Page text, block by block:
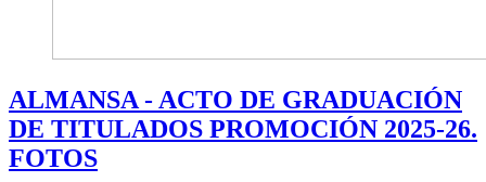
ALMANSA - ACTO DE GRADUACIÓN
DE TITULADOS PROMOCIÓN 2025-26.
FOTOS